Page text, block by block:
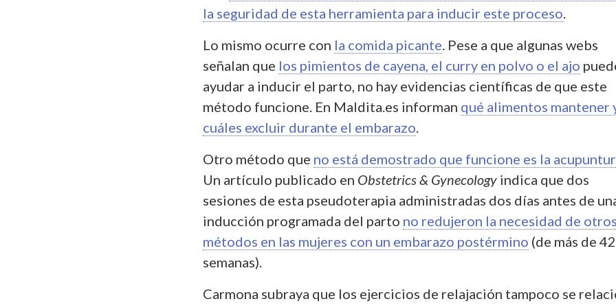
la seguridad de esta herramienta para inducir este proceso
Lo mismo ocurre con la comida picante . Pese a que algunas webs
señalan que los pimientos de cayena, el curry en polvo o el ajo
ayudar a inducir el parto, no hay evidencias científicas de que este
método funcione. En Maldita.es informan qué alimentos mantener
cuáles excluir durante el embarazo
Otro método que no está demostrado que funcione es la
Un artículo publicado en Obstetrics & Gynecology indica que dos
sesiones de esta pseudoterapia administradas dos días antes de
inducción programada del parto no redujeron la necesidad de otros
métodos en las mujeres con un embarazo postérmino (de más de 42
semanas).
Carmona subraya que los ejercicios de relajación tampoco se